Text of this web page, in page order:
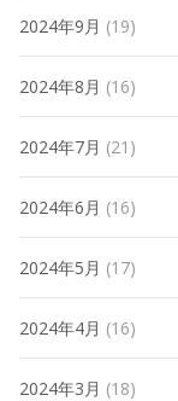
2024年9月 (19)
2024年8月 (16)
2024年7月 (21)
2024年6月 (16)
2024年5月 (17)
2024年4月 (16)
2024年3月 (18)